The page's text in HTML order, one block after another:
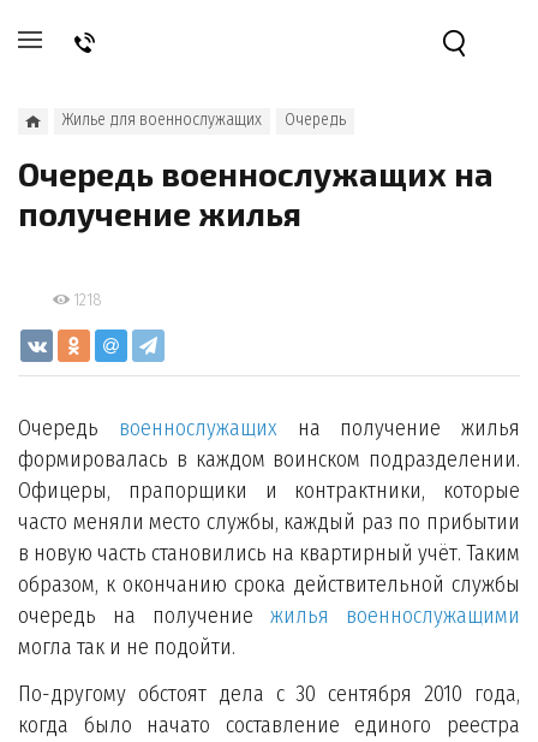
Жилье для военнослужащих Очередь
Очередь военнослужащих на
получение жилья
1218
Очередь военнослужащихна получение жилья
формировалась в каждом воинском подразделении.
Офицеры, прапорщики и контрактники, которые
часто меняли место службы, каждый раз по прибытии
в новую часть становились на квартирный учёт. Таким
образом, к окончанию срока действительной службы
очередь на получение жилья военнослужащими
могла так и не подойти.
По-другому обстоят дела с 30 сентября 2010 года,
когда было начато составление единого реестра